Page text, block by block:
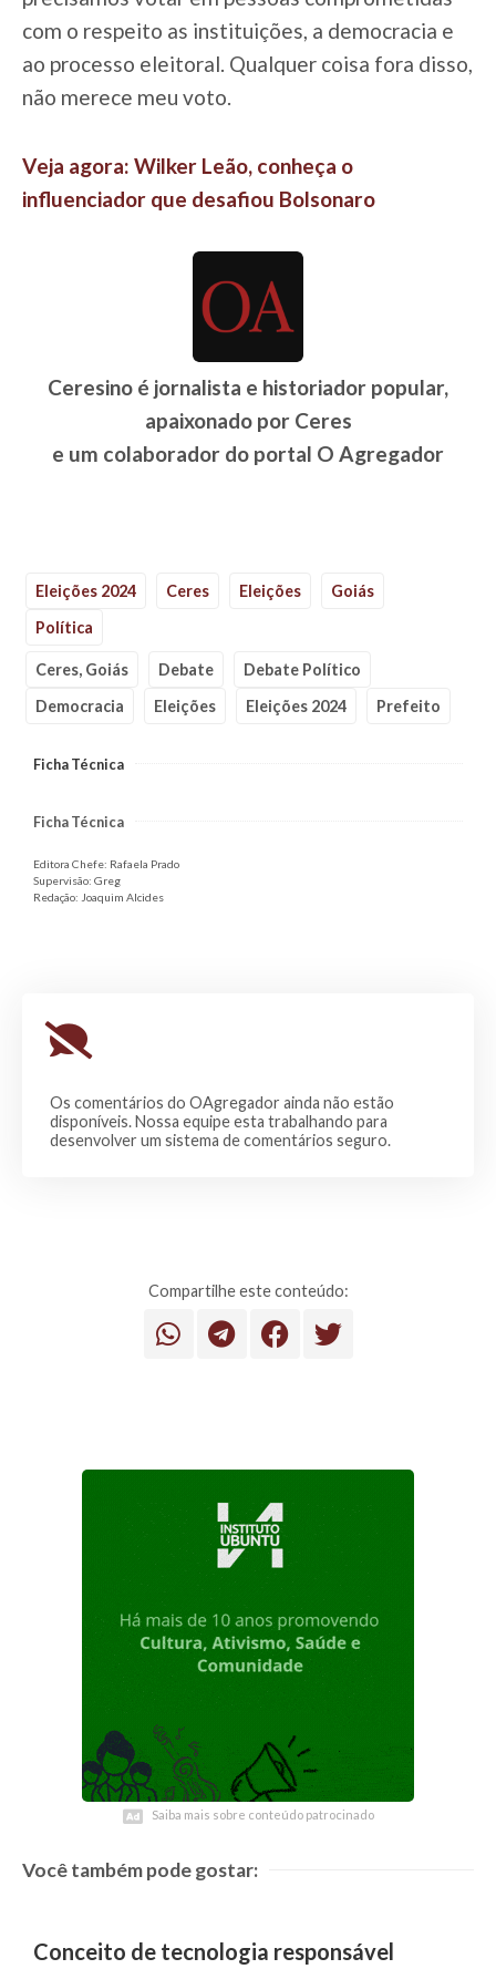
com o respeito as instituições, a democracia e
ao processo eleitoral. Qualquer coisa fora disso,
não merece meu voto.
Veja agora: Wilker Leão, conheça o
influenciador que desafiou Bolsonaro
Ceresino é jornalista e historiador popular,
apaixonado por Ceres
e um colaborador do portal O Agregador
Eleições 2024 Ceres Eleições
Goiás
Política
Ceres, Goiás Debate
Debate Político
Democracia
Eleições Eleições 2024 Prefeito
Ficha Técnica
Ficha Técnica
Editora Chefe: Rafaela Prado
Supervisão: Greg
Redação: Joaquim Alcides
Os comentários do OAgregador ainda não estão
disponíveis. Nossa equipe esta trabalhando para
desenvolver um sistema de comentários seguro.
Compartilhe este conteúdo:
Saiba mais sobre conteúdo patrocinado
Saiba mais sobre conteúdo patrocinado
Você também pode gostar:
Conceito de tecnologia responsável